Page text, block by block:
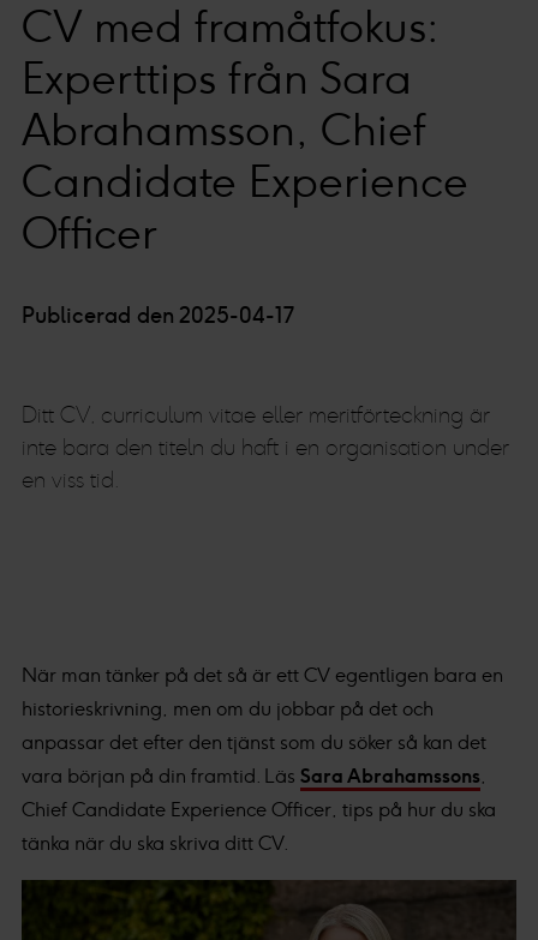
CV med framåtfokus:
Experttips från Sara
Abrahamsson, Chief
Candidate Experience
Officer
Publicerad den 2025-04-17
Ditt CV, curriculum vitae eller meritförteckning är
inte bara den titeln du haft i en organisation under
en viss tid.
När man tänker på det så är ett CV egentligen bara en
historieskrivning, men om du jobbar på det och
anpassar det efter den tjänst som du söker så kan det
vara början på din framtid. Läs Sara Abrahamssons,
Chief Candidate Experience Officer, tips på hur du ska
tänka när du ska skriva ditt CV.